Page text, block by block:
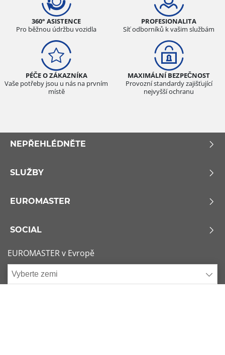
360° ASISTENCE
Pro běžnou údržbu vozidla
PROFESIONALITA
Síť odborníků k vašim službám
PÉČE O ZÁKAZNÍKA
Vaše potřeby jsou u nás na prvním
místě
MAXIMÁLNÍ BEZPEČNOST
Provozní standardy zajišťující
nejvyšší ochranu
NEPŘEHLÉDNĚTE
SLUŽBY
EUROMASTER
SOCIAL
EUROMASTER v Evropě
Vyberte zemi